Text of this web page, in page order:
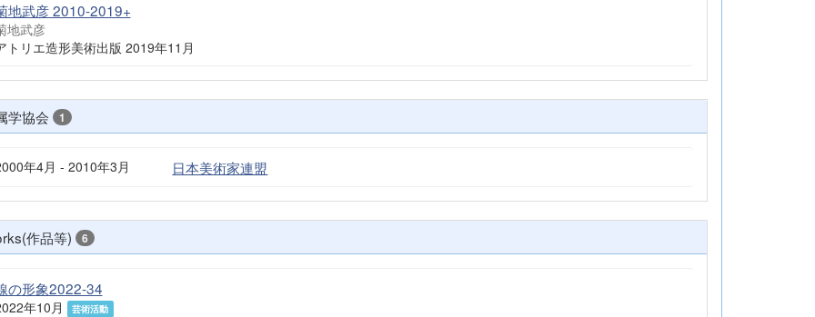
地武彦 2010-2019+
地武彦
トリエ造形美術出版 2019年11月
学協会 1
年4月 - 2010年3月 日本美術家連盟
作品等) 6
の形象2022-34
年10月 芸術活動